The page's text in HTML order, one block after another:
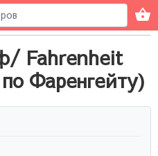
Fahrenheit
Фаренгейту)